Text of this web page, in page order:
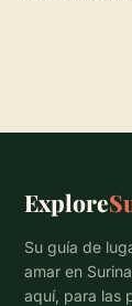
Explore
Su guía de
amar en
aquí, para las